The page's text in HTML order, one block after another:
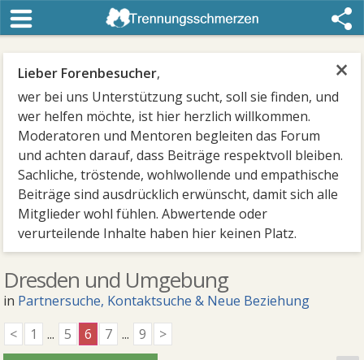
×
Lieber Forenbesucher,
wer bei uns Unterstützung sucht, soll sie finden, und
wer helfen möchte, ist hier herzlich willkommen.
Moderatoren und Mentoren begleiten das Forum
und achten darauf, dass Beiträge respektvoll bleiben.
Sachliche, tröstende, wohlwollende und empathische
Beiträge sind ausdrücklich erwünscht, damit sich alle
Mitglieder wohl fühlen. Abwertende oder
verurteilende Inhalte haben hier keinen Platz.
Dresden und Umgebung
in Partnersuche, Kontaktsuche & Neue Beziehung
<
1 ... 5 6 7 ... 9 >